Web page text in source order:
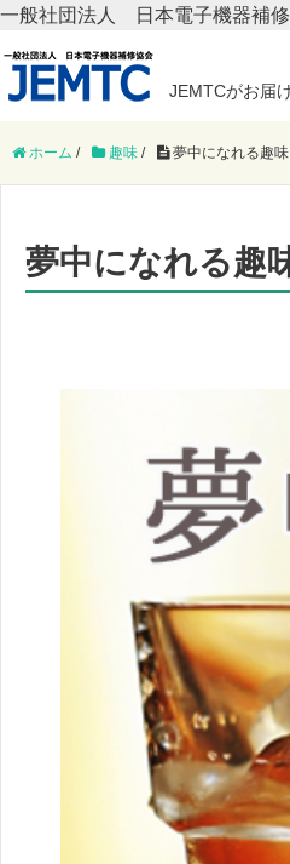
一般社団法人 日本電子機器補
JEMTCがお届
ホーム / 趣味 / 夢中になれる趣
夢中になれる趣